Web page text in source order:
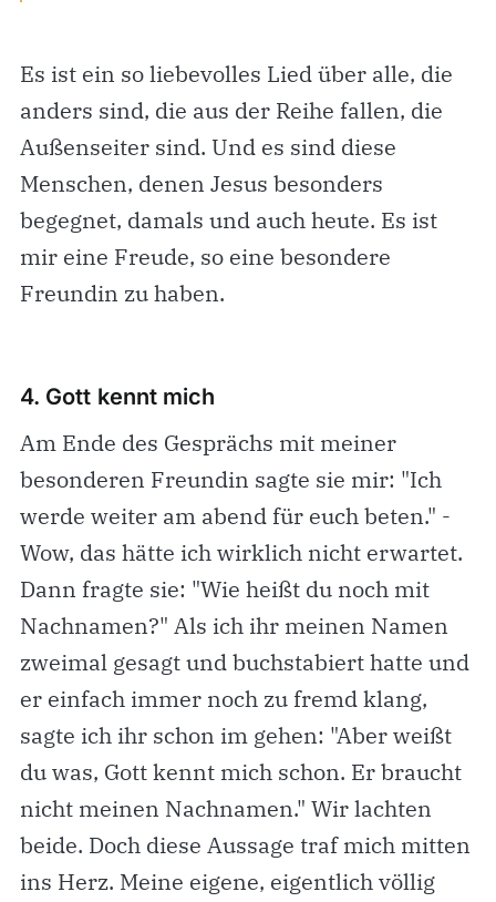
Es ist ein so liebevolles Lied über alle, die
anders sind, die aus der Reihe fallen, die
Außenseiter sind. Und es sind diese
Menschen, denen Jesus besonders
begegnet, damals und auch heute. Es ist
mir eine Freude, so eine besondere
Freundin zu haben.
4. Gott kennt mich
Am Ende des Gesprächs mit meiner
besonderen Freundin sagte sie mir: "Ich
werde weiter am abend für euch beten." -
Wow, das hätte ich wirklich nicht erwartet.
Dann fragte sie: "Wie heißt du noch mit
Nachnamen?" Als ich ihr meinen Namen
zweimal gesagt und buchstabiert hatte und
er einfach immer noch zu fremd klang,
sagte ich ihr schon im gehen: "Aber weißt
du was, Gott kennt mich schon. Er braucht
nicht meinen Nachnamen." Wir lachten
beide. Doch diese Aussage traf mich mitten
ins Herz. Meine eigene, eigentlich völlig